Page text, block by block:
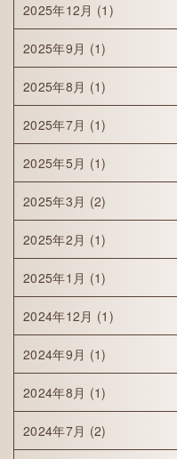
2025年12月 (1)
2025年9月 (1)
2025年8月 (1)
2025年7月 (1)
2025年5月 (1)
2025年3月 (2)
2025年2月 (1)
2025年1月 (1)
2024年12月 (1)
2024年9月 (1)
2024年8月 (1)
2024年7月 (2)